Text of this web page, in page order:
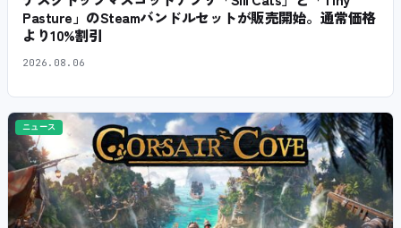
Pasture」のSteamバンドルセットが販売開始。通常価格
より10%割引
2026.08.06
ニュース